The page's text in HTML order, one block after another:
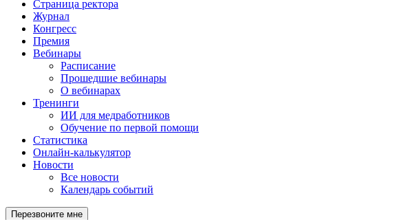
Страница ректора
Журнал
Конгресс
Премия
Вебинары
Расписание
Прошедшие вебинары
О вебинарах
Тренинги
ИИ для медработников
Обучение по первой помощи
Статистика
Онлайн-калькулятор
Новости
Все новости
Календарь событий
Перезвоните мне